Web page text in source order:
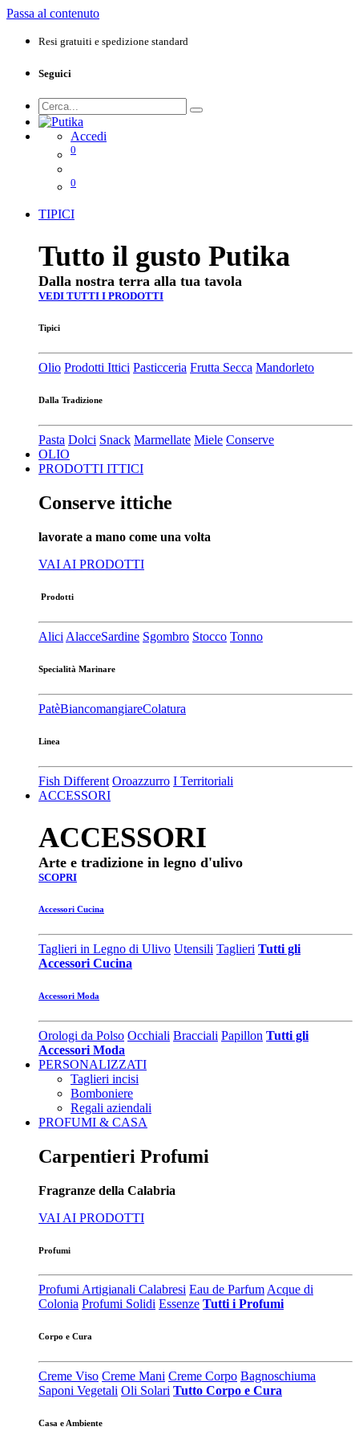
Passa al contenuto
Resi gratuiti e spedizione standard
Seguici
Accedi
0
0
TIPICI
Tutto il gusto Putika
Dalla nostra terra alla tua tavola
VEDI TUTTI I PRODOTTI
Tipici
Olio Prodotti Ittici Pasticceria Frutta Secca Mandorleto
Dalla Tradizione
Pasta Dolci Snack Marmellate Miele Conserve
OLIO
PRODOTTI ITTICI
Conserve ittiche
lavorate a mano come una volta
VAI AI PRODOTTI
Prodotti
Alici AlacceSardine Sgombro Stocco Tonno
Specialità Marinare
Patè​BiancomangiareColatura
Linea
Fish Different Oroazzurro I Territoriali
ACCESSORI
ACCESSORI
Arte e tradizione in legno d'ulivo
SCOPRI
Accessori Cucina
Taglieri in Legno di Ulivo Utensili Taglieri Tutti gli
Accessori Cucina
Accessori Moda
Orologi da Polso Occhiali Bracciali Papillon Tutti gli
Accessori Moda
PERSONALIZZATI
Taglieri incisi
Bomboniere
Regali aziendali
PROFUMI & CASA
Carpentieri Profumi
Fragranze della Calabria
VAI AI PRODOTTI
Profumi
Profumi Artigianali Calabresi Eau de ParfumAcque di
Colonia Profumi Solidi Essenze Tutti i Profumi
Corpo e Cura
Creme Viso Creme Mani Creme Corpo Bagnoschiuma
Saponi Vegetali Oli Solari Tutto Corpo e Cura
Casa e Ambiente